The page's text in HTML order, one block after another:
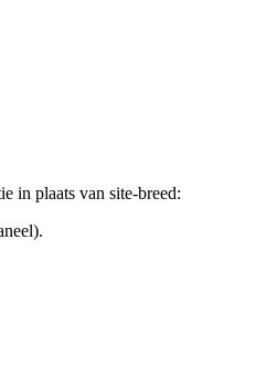
in plaats van site-breed: